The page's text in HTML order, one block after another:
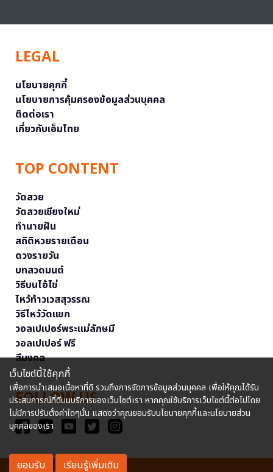
LEGAL
นโยบายคุกกี้
นโยบายการคุ้มครองข้อมูลส่วนบุคคล
ติดต่อเรา
เกี่ยวกับเอ็มไทย
TOP CONTENT
วัดสวย
วัดสวยเชียงใหม่
ทำนายฝัน
สถิติหวยรายเดือน
ดวงรายวัน
บทสวดมนต์
วิธีบนไอ้ไข่
ไหว้ท้าวเวสสุวรรณ
วิธีไหว้วัดแขก
วอลเปเปอร์พระแม่ลักษมี
วอลเปเปอร์ ฟรี
สีมงคล
FOLLOW US
เว็บไซต์นี้ใช้คุกกี้
เพื่อการนำเสนอเนื้อหาที่ดี รวมถึงการจัดการข้อมูลส่วนบุคคล เพื่อให้คุณได้รับ
ประสบการณ์ที่ดีบนบริการของเว็บไซต์เรา หากคุณใช้บริการเว็บไซต์นี้ต่อไปโดย
ไม่มีการปรับตั้งค่าใดๆนั้น แสดงว่าคุณยอมรับนโยบายคุกกี้และนโยบายส่วน
บุคคลของเรา
ยอมรับ เรียนรู้เพิ่มเติม